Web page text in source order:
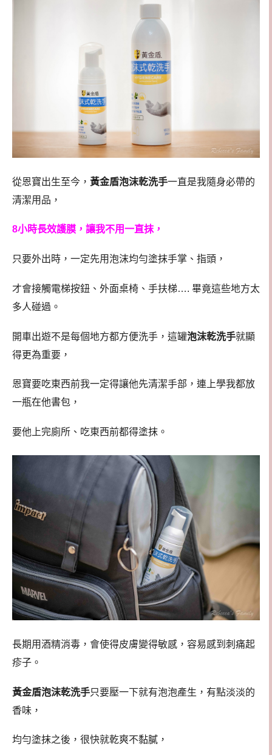
從恩寶出生至今， 黃金盾泡沫乾洗手一直是我隨身必帶的
清潔用品，
8小時長效護膜，讓我不用一直抹，
只要外出時，一定先用泡沫均勻塗抹手掌、指頭，
才會接觸電梯按鈕、外面桌椅、手扶梯…. 畢竟這些地方太
多人碰過。
開車出遊不是每個地方都方便洗手，這罐泡沫乾洗手就顯
得更為重要，
恩寶要吃東西前我一定得讓他先清潔手部，連上學我都放
一瓶在他書包，
要他上完廁所、吃東西前都得塗抹。
長期用酒精消毒，會使得皮膚變得敏感，容易感到刺痛起
疹子。
黃金盾泡沫乾洗手只要壓一下就有泡泡產生，有點淡淡的
香味，
均勻塗抹之後，很快就乾爽不黏膩，